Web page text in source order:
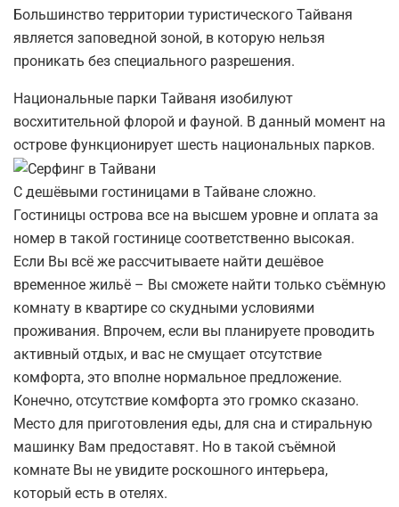
Большинство территории туристического Тайваня
является заповедной зоной, в которую нельзя
проникать без специального разрешения.
Национальные парки Тайваня изобилуют
восхитительной флорой и фауной. В данный момент на
острове функционирует шесть национальных парков.
С дешёвыми гостиницами в Тайване сложно.
Гостиницы острова все на высшем уровне и оплата за
номер в такой гостинице соответственно высокая.
Если Вы всё же рассчитываете найти дешёвое
временное жильё – Вы сможете найти только съёмную
комнату в квартире со скудными условиями
проживания. Впрочем, если вы планируете проводить
активный отдых, и вас не смущает отсутствие
комфорта, это вполне нормальное предложение.
Конечно, отсутствие комфорта это громко сказано.
Место для приготовления еды, для сна и стиральную
машинку Вам предоставят. Но в такой съёмной
комнате Вы не увидите роскошного интерьера,
который есть в отелях.